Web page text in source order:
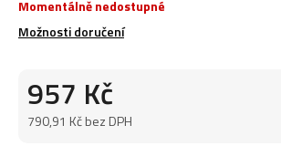
Momentálně nedostupné
Možnosti doručení
957 Kč
790,91 Kč bez DPH